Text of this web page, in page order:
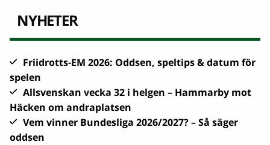
NYHETER
Friidrotts-EM 2026: Oddsen, speltips & datum för
spelen
Allsvenskan vecka 32 i helgen – Hammarby mot
Häcken om andraplatsen
Vem vinner Bundesliga 2026/2027? – Så säger
oddsen